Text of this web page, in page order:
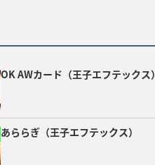
OK AWカード（王子エフテックス）
あららぎ（王子エフテックス）